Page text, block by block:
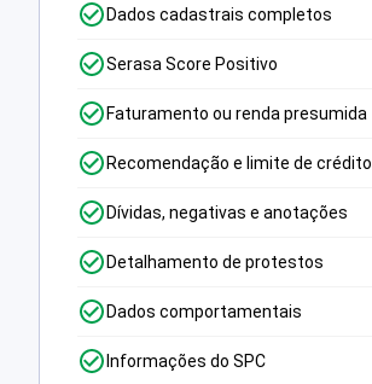
Dados cadastrais completos
Serasa Score Positivo
Faturamento ou renda presumida
Recomendação e limite de crédito
Dívidas, negativas e anotações
Detalhamento de protestos
Dados comportamentais
Informações do SPC